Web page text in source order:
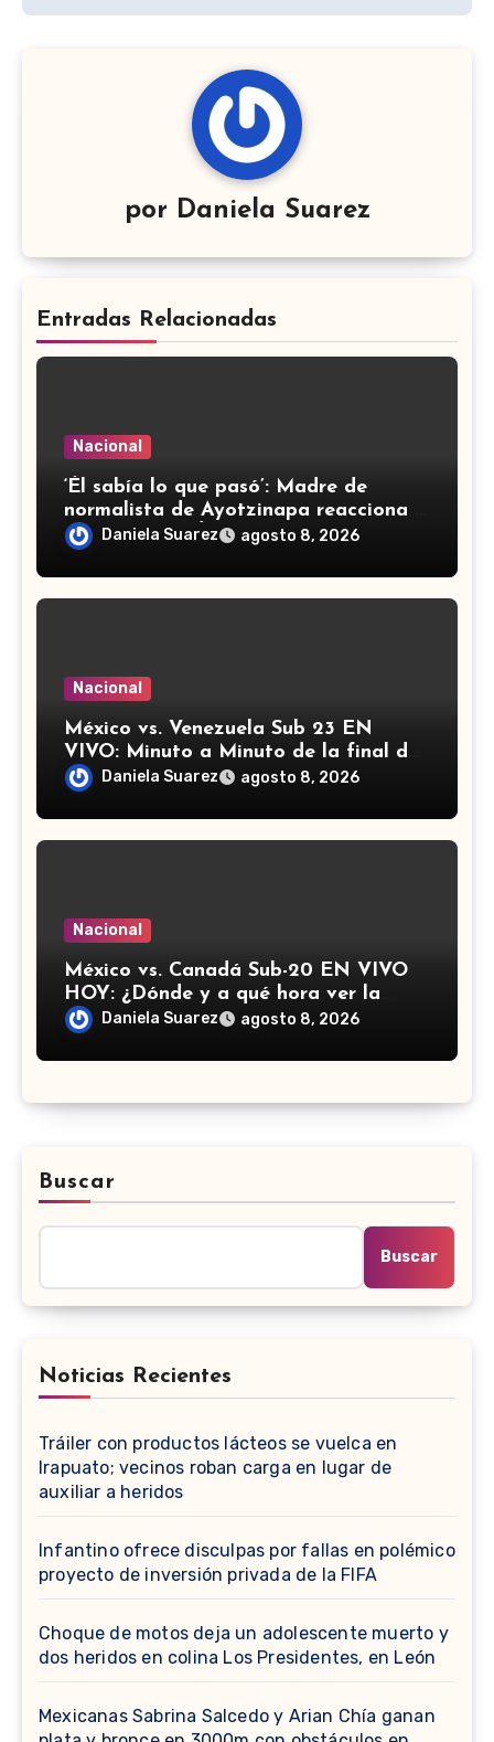
por Daniela Suarez
Entradas Relacionadas
Nacional
‘Él sabía lo que pasó’: Madre de
normalista de Ayotzinapa reacciona a
detención de Ángel ‘N’
Daniela Suarez agosto 8, 2026
Nacional
México vs. Venezuela Sub 23 EN
VIVO: Minuto a Minuto de la final de
los Juegos Centroamericanos y del
Caribe
Daniela Suarez agosto 8, 2026
Nacional
México vs. Canadá Sub-20 EN VIVO
HOY: ¿Dónde y a qué hora ver la
semifinal del Campeonato de
Concacaf?
Daniela Suarez agosto 8, 2026
Buscar
Buscar
Noticias Recientes
Tráiler con productos lácteos se vuelca en
Irapuato; vecinos roban carga en lugar de
auxiliar a heridos
Infantino ofrece disculpas por fallas en polémico
proyecto de inversión privada de la FIFA
Choque de motos deja un adolescente muerto y
dos heridos en colina Los Presidentes, en León
Mexicanas Sabrina Salcedo y Arian Chía ganan